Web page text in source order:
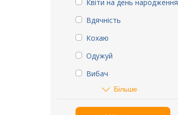
Квіти на день народження
Вдячність
Кохаю
Одужуй
Вибач
Більше